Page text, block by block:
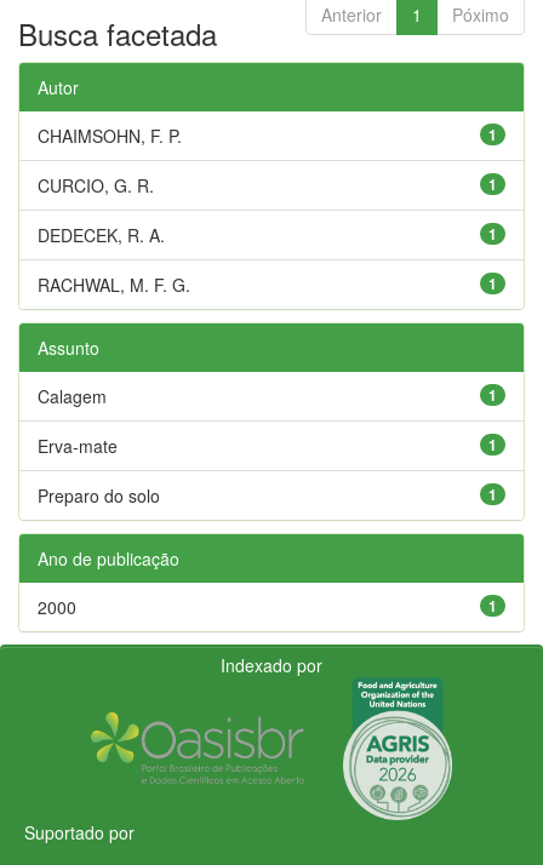
Anterior 1 Póximo
Busca facetada
Autor
1
CHAIMSOHN, F. P.
1
CURCIO, G. R.
1
DEDECEK, R. A.
1
RACHWAL, M. F. G.
Assunto
1
Calagem
1
Erva-mate
1
Preparo do solo
Ano de publicação
1
2000
Indexado por
Suportado por